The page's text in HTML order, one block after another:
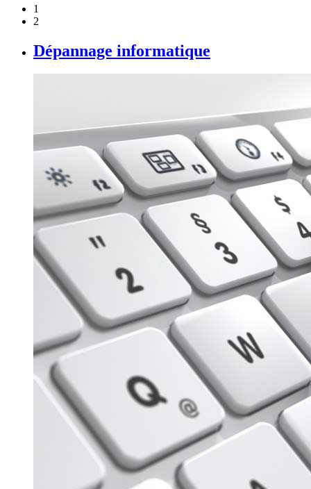
1
2
Dépannage informatique